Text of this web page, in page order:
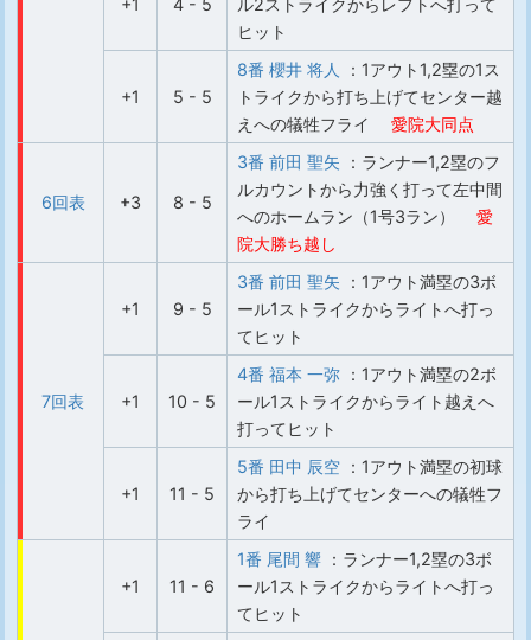
+1 4 - 5
ル2ストライクからレフトへ打って
ヒット
+1 5 - 5
8番 櫻井 将人
：1アウト1,2塁の1ス
トライクから打ち上げてセンター越
えへの犠牲フライ
愛院大同点
6回表 +3 8 - 5
3番 前田 聖矢 ：ランナー1,2塁のフ
ルカウントから力強く打って左中間
へのホームラン（1号3ラン）
愛
院大勝ち越し
7回表
+1 9 - 5
3番 前田 聖矢 ：1アウト満塁の3ボ
ール1ストライクからライトへ打っ
てヒット
+1 10 - 5
4番 福本 一弥 ：1アウト満塁の2ボ
ール1ストライクからライト越えへ
打ってヒット
+1 11 - 5
5番 田中 辰空 ：1アウト満塁の初球
から打ち上げてセンターへの犠牲フ
ライ
+1 11 - 6
1番 尾間 響 ：ランナー1,2塁の3ボ
ール1ストライクからライトへ打っ
てヒット